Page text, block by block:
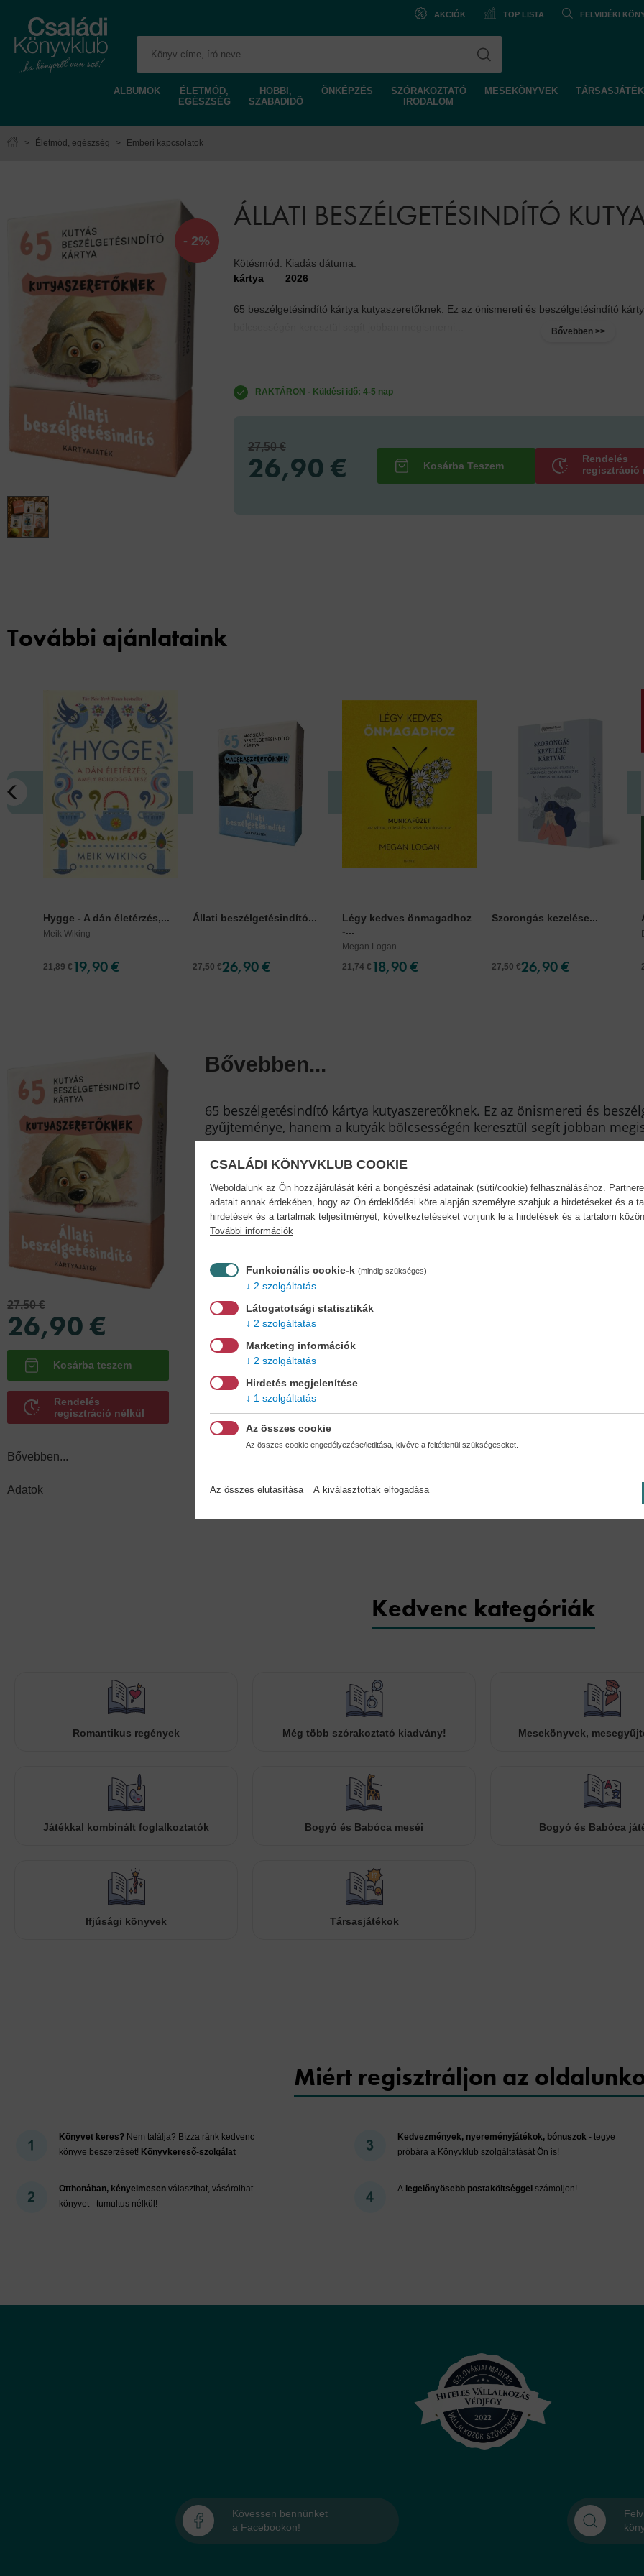
AKCIÓK TOP LISTA FELVIDÉKI
ALBUMOK
ÉLETMÓD,
EGÉSZSÉG
HOBBI,
SZABADIDŐ
ÖNKÉPZÉS
SZÓRAKOZTATÓ
IRODALOM
MESEKÖNYVEK TÁRSASJÁTÉK
> Életmód, egészség > Emberi kapcsolatok
- 2%
ÁLLATI BESZÉLGETÉSINDÍTÓ
Kötésmód:
kártya
Kiadás dátuma:
2026
65 beszélgetésindító kártya kutyaszeretőknek. Ez az önismereti és beszélgetésindító
Bővebben >>
RAKTÁRON - Küldési idő: 4-5 nap
27,50 €
26,90 €
Rendelés
regisztráció
További ajánlataink
Hygge - A dán életérzés,...
Meik Wiking
21,89 €19,90 €
Állati beszélgetésindító...
27,50 €26,90 €
Légy kedves önmagadhoz
-...
Megan Logan
21,74 €18,90 €
Szorongás kezelése...
27,50 €26,90 €
27,50 €
26,90 €
Rendelés
regisztráció nélkül
Bővebben...
Adatok
Bővebben...
65 beszélgetésindító kártya kutyaszeretőknek. Ez az önismereti és
gyűjteménye, hanem a kutyák bölcsességén keresztül segít jobban
Adatok
Kedvenc kategóriák
Romantikus regények Még több szórakoztató kiadvány! Mesekönyvek,
Játékkal kombinált foglalkoztatók Bogyó és Babóca meséi Bogyó és Babóca
Ifjúsági könyvek Társasjátékok
Miért regisztráljon az
Könyvet keres? Nem találja? Bízza ránk kedvenc
könyve beszerzését! Könyvkereső-szolgálat
Otthonában, kényelmesen választhat, vásárolhat
könyvet - tumultus nélkül!
Kedvezmények, nyereményjátékok, bónuszok - tegye
próbára a Könyvklub szolgáltatását Ön is!
A legelőnyösebb postaköltséggelszámoljon!
Kövessen bennünket
a Facebookon!
CSALÁDI KÖNYVKLUB COOKIE
Weboldalunk az Ön hozzájárulását kéri a böngészési adatainak (süti/cookie) felhasználásához.
adatait annak érdekében, hogy az Ön érdeklődési köre alapján személyre szabjuk a hirdetéseket és a
hirdetések és a tartalmak teljesítményét, következtetéseket vonjunk le a hirdetések és a tartalom
További információk
Funkcionális cookie-k (mindig szükséges)
2 szolgáltatás
Látogatotsági statisztikák
2 szolgáltatás
Marketing információk
2 szolgáltatás
Hirdetés megjelenítése
1 szolgáltatás
Az összes cookie
Az összes cookie engedélyezése/letiltása, kivéve a feltétlenül szükségeseket.
Az összes elutasítása A kiválasztottak elfogadása